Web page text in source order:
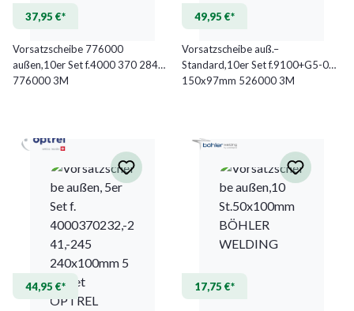
37,95 €*
Vorsatzscheibe 776000
außen,10er Set f.4000 370 284
776000 3M
49,95 €*
Vorsatzscheibe auß.–
Standard,10er Set f.9100+G5-03
150x97mm 526000 3M
44,95 €* 17,75 €*